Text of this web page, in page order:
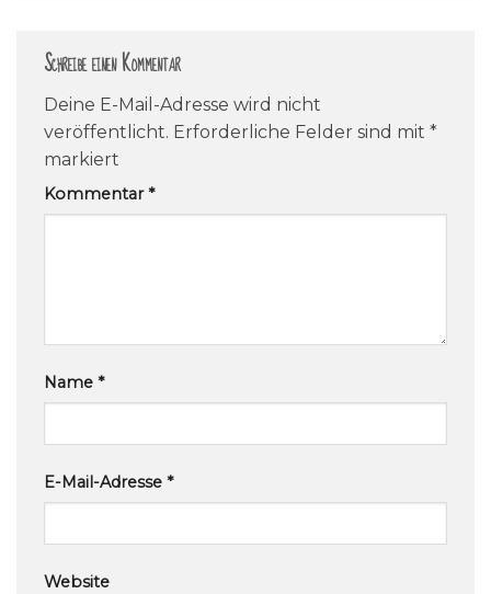
Schreibe einen Kommentar
Deine E-Mail-Adresse wird nicht
veröffentlicht. Erforderliche Felder sind mit *
markiert
Kommentar*
Name *
E-Mail-Adresse *
Website